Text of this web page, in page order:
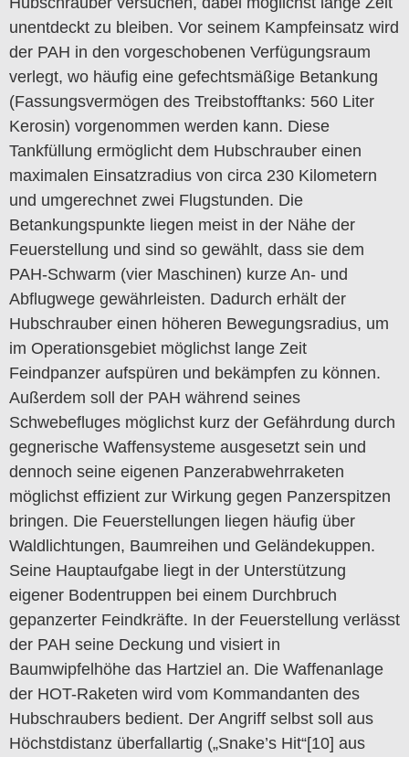
unentdeckt zu bleiben. Vor seinem Kampfeinsatz wird
der PAH in den vorgeschobenen Verfügungsraum
verlegt, wo häufig eine gefechtsmäßige Betankung
(Fassungsvermögen des Treibstofftanks: 560 Liter
Kerosin) vorgenommen werden kann. Diese
Tankfüllung ermöglicht dem Hubschrauber einen
maximalen Einsatzradius von circa 230 Kilometern
und umgerechnet zwei Flugstunden. Die
Betankungspunkte liegen meist in der Nähe der
Feuerstellung und sind so gewählt, dass sie dem
PAH-Schwarm (vier Maschinen) kurze An- und
Abflugwege gewährleisten. Dadurch erhält der
Hubschrauber einen höheren Bewegungsradius, um
im Operationsgebiet möglichst lange Zeit
Feindpanzer aufspüren und bekämpfen zu können.
Außerdem soll der PAH während seines
Schwebefluges möglichst kurz der Gefährdung durch
gegnerische Waffensysteme ausgesetzt sein und
dennoch seine eigenen Panzerabwehrraketen
möglichst effizient zur Wirkung gegen Panzerspitzen
bringen. Die Feuerstellungen liegen häufig über
Waldlichtungen, Baumreihen und Geländekuppen.
Seine Hauptaufgabe liegt in der Unterstützung
eigener Bodentruppen bei einem Durchbruch
gepanzerter Feindkräfte. In der Feuerstellung verlässt
der PAH seine Deckung und visiert in
Baumwipfelhöhe das Hartziel an. Die Waffenanlage
der HOT-Raketen wird vom Kommandanten des
Hubschraubers bedient. Der Angriff selbst soll aus
Höchstdistanz überfallartig („Snake’s Hit“[10] aus